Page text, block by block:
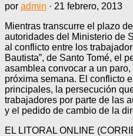
por admin · 21 febrero, 2013
Mientras transcurre el plazo
autoridades del Ministerio de
al conflicto entre los
Bautista”, de Santo Tomé, el
asamblea convocar a un
próxima semana. El conflicto
principales, la persecución
trabajadores por parte de las
y el pedido de cambio de la
EL LITORAL ONLINE